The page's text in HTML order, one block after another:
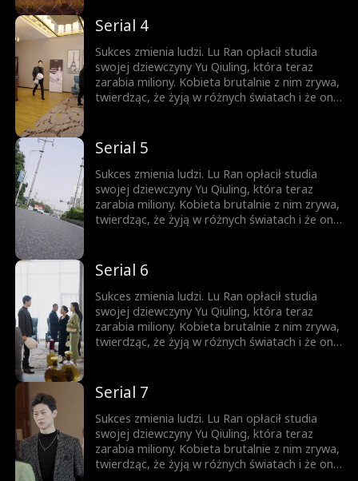
niezwykłość Lu Rana i proponuje mu
małżeństwo, wprawiając wszystkich w
osłupienie...
Serial 4
Sukces zmienia ludzi. Lu Ran opłacił studia
swojej dziewczyny Yu Qiuling, która teraz
zarabia miliony. Kobieta brutalnie z nim zrywa,
twierdząc, że żyją w różnych światach i że on
niezwykłość Lu Rana i proponuje mu
małżeństwo, wprawiając wszystkich w
osłupienie...
Serial 5
Sukces zmienia ludzi. Lu Ran opłacił studia
swojej dziewczyny Yu Qiuling, która teraz
zarabia miliony. Kobieta brutalnie z nim zrywa,
twierdząc, że żyją w różnych światach i że on
niezwykłość Lu Rana i proponuje mu
małżeństwo, wprawiając wszystkich w
osłupienie...
Serial 6
Sukces zmienia ludzi. Lu Ran opłacił studia
swojej dziewczyny Yu Qiuling, która teraz
zarabia miliony. Kobieta brutalnie z nim zrywa,
twierdząc, że żyją w różnych światach i że on
niezwykłość Lu Rana i proponuje mu
małżeństwo, wprawiając wszystkich w
osłupienie...
Serial 7
Sukces zmienia ludzi. Lu Ran opłacił studia
swojej dziewczyny Yu Qiuling, która teraz
zarabia miliony. Kobieta brutalnie z nim zrywa,
twierdząc, że żyją w różnych światach i że on